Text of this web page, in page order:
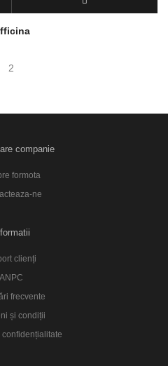
2
companie
formota
ne
clienți
ANPC
frecvente
și condiții
confidențialitate